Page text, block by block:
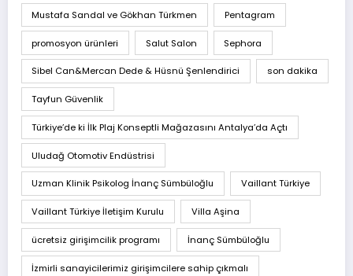
Mustafa Sandal ve Gökhan Türkmen Pentagram
promosyon ürünleri Salut Salon Sephora
Sibel Can&Mercan Dede & Hüsnü Şenlendirici son dakika
Tayfun Güvenlik
Türkiye’de ki İlk Plaj Konseptli Mağazasını Antalya’da Açtı
Uludağ Otomotiv Endüstrisi
Uzman Klinik Psikolog İnanç Sümbüloğlu Vaillant Türkiye
Vaillant Türkiye İletişim Kurulu Villa Aşina
ücretsiz girişimcilik programı İnanç Sümbüloğlu
İzmirli sanayicilerimiz girişimcilere sahip çıkmalı